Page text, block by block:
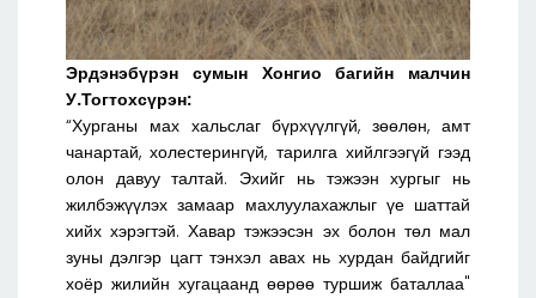
Эрдэнэбүрэн сумын Хонгио багийн малчин
У.Тогтохсүрэн:
“Хурганы мах хальслаг бүрхүүлгүй, зөөлөн, амт
чанартай, холестерингүй, тарилга хийлгээгүй гээд
олон давуу талтай. Эхийг нь тэжээн хургыг нь
жилбэжүүлэх замаар махлуулахажлыг үе шаттай
хийх хэрэгтэй. Хавар тэжээсэн эх болон төл мал
зуны дэлгэр цагт тэнхэл авах нь хурдан байдгийг
хоёр жилийн хугацаанд өөрөө туршиж баталлаа"